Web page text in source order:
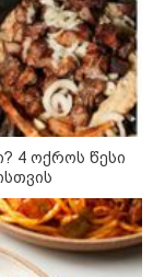
მიმდებარედ, 10
არსებულ ყველა
აცხადებს
გალერის"
სივრცე
4 ოქროს წესი